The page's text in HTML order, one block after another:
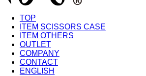
TOP
ITEM SCISSORS CASE
ITEM OTHERS
OUTLET
COMPANY
CONTACT
ENGLISH